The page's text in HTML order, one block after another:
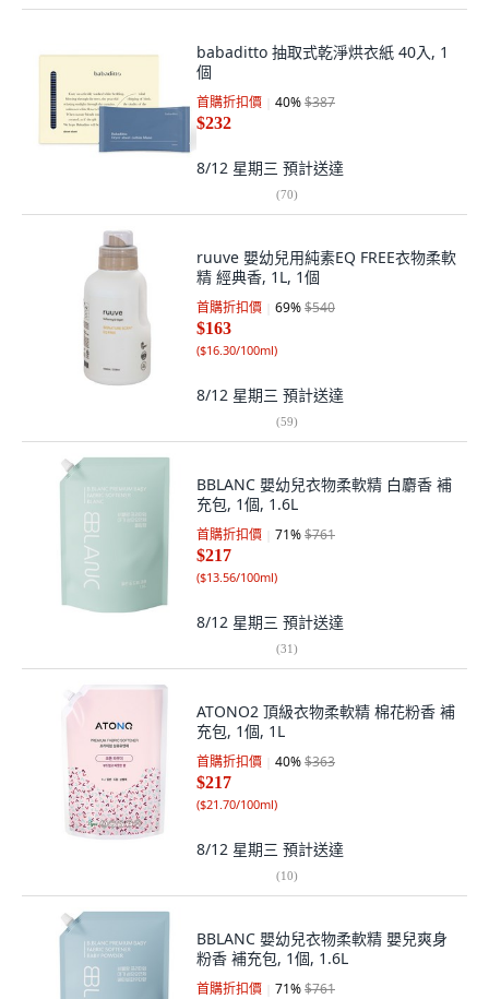
babaditto 抽取式乾淨烘衣紙 40入, 1
個
首購折扣價 40%$387
$232
8/12 星期三 預計送達
(70)
ruuve 嬰幼兒用純素EQ FREE衣物柔軟
精 經典香, 1L, 1個
首購折扣價 69%$540
$163
($16.30/100ml)
8/12 星期三 預計送達
(59)
BBLANC 嬰幼兒衣物柔軟精 白麝香 補
充包, 1個, 1.6L
首購折扣價 71%$761
$217
($13.56/100ml)
8/12 星期三 預計送達
(31)
ATONO2 頂級衣物柔軟精 棉花粉香 補
充包, 1個, 1L
首購折扣價 40%$363
$217
($21.70/100ml)
8/12 星期三 預計送達
(10)
BBLANC 嬰幼兒衣物柔軟精 嬰兒爽身
粉香 補充包, 1個, 1.6L
首購折扣價 71%$761